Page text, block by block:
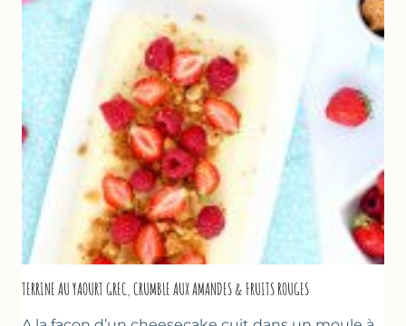
TERRINE AU YAOURT GREC, CRUMBLE AUX AMANDES & FRUITS ROUGES